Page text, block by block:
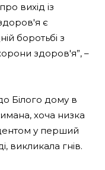
вихід із
є
боротьбі з
здоров'я”, –
Білого дому в
хоча низка
у перший
викликала гнів.